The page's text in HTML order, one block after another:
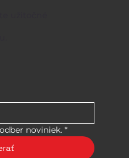
noviniek. *